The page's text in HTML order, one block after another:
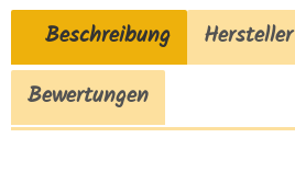
Beschreibung
Hersteller
Bewertungen